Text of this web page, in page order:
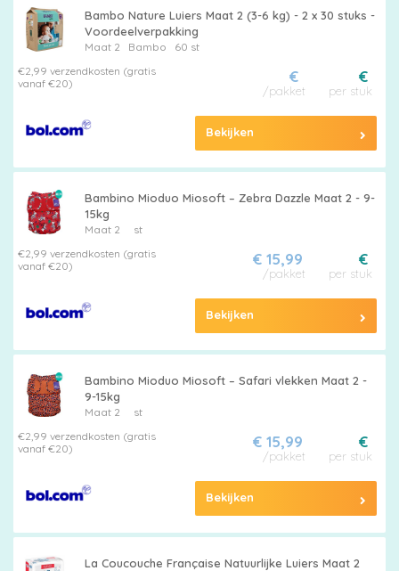
Bambo Nature Luiers Maat 2 (3-6 kg) - 2 x 30 stuks -
Voordeelverpakking
Maat 2 Bambo
60 st
€2,99 verzendkosten (gratis
vanaf €20)
€
per stuk
€
/pakket
Bekijken
Bambino Mioduo Miosoft – Zebra Dazzle Maat 2 - 9-
15kg
Maat 2
st
€2,99 verzendkosten (gratis
vanaf €20)
€
per stuk
€ 15,99
/pakket
Bekijken
Bambino Mioduo Miosoft – Safari vlekken Maat 2 -
9-15kg
Maat 2
st
€2,99 verzendkosten (gratis
vanaf €20)
€
per stuk
€ 15,99
/pakket
Bekijken
La Coucouche Française Natuurlijke Luiers Maat 2